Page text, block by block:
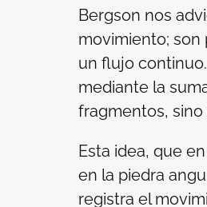
Bergson nos
movimiento;
un flujo
mediante la
fragmentos, sino
Esta idea, que
en la piedra
registra el